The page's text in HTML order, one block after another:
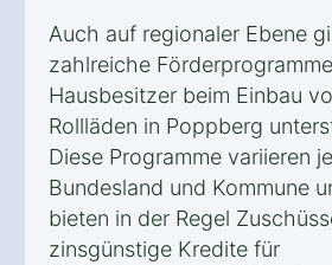
Auch auf regionaler Ebene
zahlreiche
Hausbesitzer beim Einbau
Rollläden in Poppberg
Diese Programme variieren
Bundesland und Kommune
bieten in der Regel
zinsgünstige Kredite für